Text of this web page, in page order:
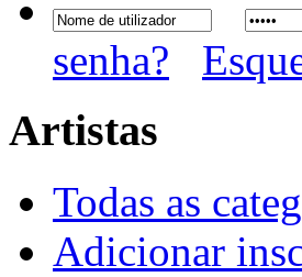
senha?
Artistas
Todas as
Adicionar